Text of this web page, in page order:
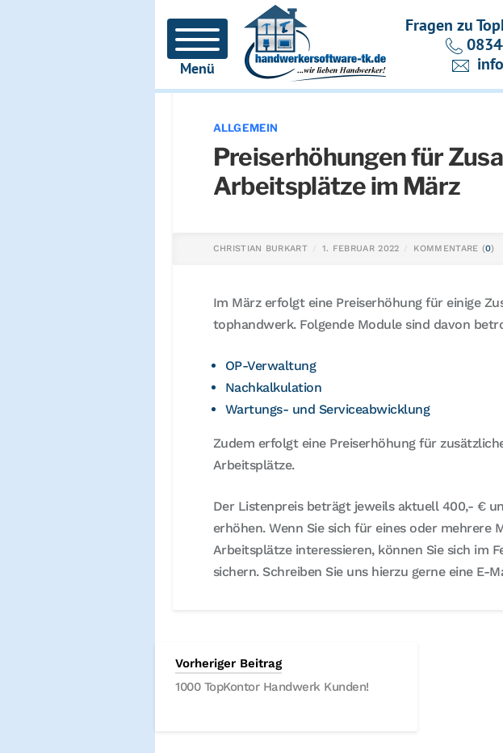
Menü
Fragen zu
ALLGEMEIN
Preiserhöhungen für
Arbeitsplätze im März
CHRISTIAN BURKART 1. FEBRUAR 2022 KOMMENTARE (0)
Im März erfolgt eine Preiserhöhung für einige
tophandwerk. Folgende Module sind davon
OP-Verwaltung
Nachkalkulation
Wartungs- und Serviceabwicklung
Zudem erfolgt eine Preiserhöhung für
Arbeitsplätze.
Der Listenpreis beträgt jeweils aktuell 400,- €
erhöhen. Wenn Sie sich für eines oder mehrere
Arbeitsplätze interessieren, können Sie sich im
sichern. Schreiben Sie uns hierzu gerne eine E-
Vorheriger Beitrag
1000 TopKontor Handwerk Kunden!